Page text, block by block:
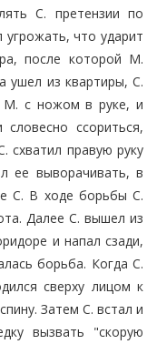
С. претензии по
что ударит
после которой М.
ушел из квартиры, С.
М. с ножом в руке, и
ссориться,
схватил правую руку
ее выворачивать, в
С. В ходе борьбы С.
Далее С. вышел из
и напал сзади,
борьба. Когда С.
сверху лицом к
Затем С. встал и
вызвать "скорую